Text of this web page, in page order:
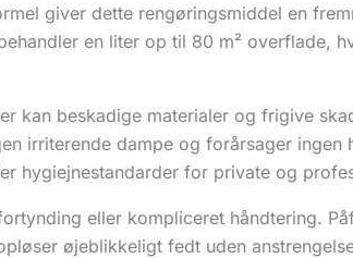
giver dette rengøringsmiddel en
en liter op til 80 m² overflade,
kan beskadige materialer og frigive
irriterende dampe og forårsager
hygiejnestandarder for private og
eller kompliceret håndtering.
øjeblikkeligt fedt uden